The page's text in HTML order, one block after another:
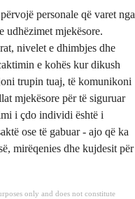
personale që varet nga
udhëzimet mjekësore.
nivelet e dhimbjes dhe
e kohës kur dikush
trupin tuaj, të komunikoni
mjekësore për të siguruar
i çdo individi është i
ose të gabuar - ajo që ka
mirëqenies dhe kujdesit për
only and does not constitute